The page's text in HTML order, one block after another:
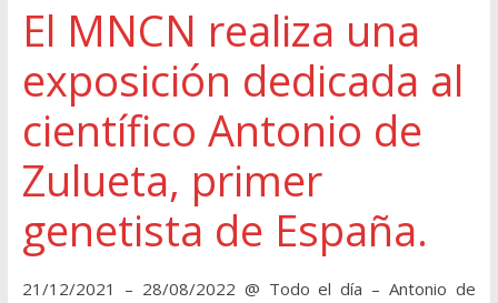
El MNCN realiza una
exposición dedicada al
científico Antonio de
Zulueta, primer
genetista de España.
21/12/2021 – 28/08/2022 @ Todo el día – Antonio de